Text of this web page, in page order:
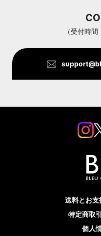
（受付時
送料とお支
特定商取
個人